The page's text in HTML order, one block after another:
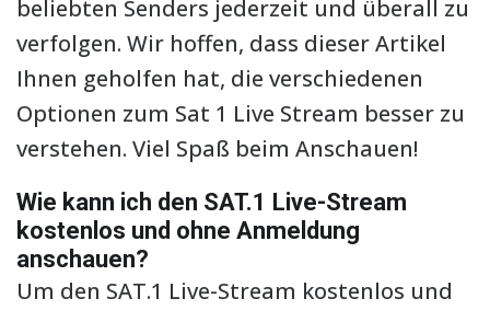
beliebten Senders jederzeit und überall zu
verfolgen. Wir hoffen, dass dieser Artikel
Ihnen geholfen hat, die verschiedenen
Optionen zum Sat 1 Live Stream besser zu
verstehen. Viel Spaß beim Anschauen!
Wie kann ich den SAT.1 Live-Stream
kostenlos und ohne Anmeldung
anschauen?
Um den SAT.1 Live-Stream kostenlos und